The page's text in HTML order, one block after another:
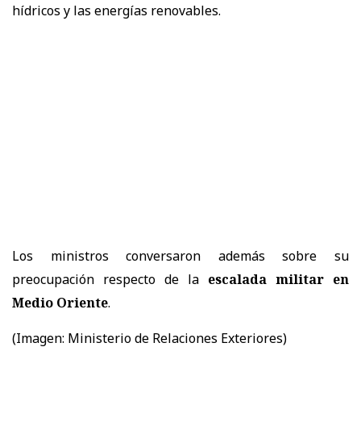
hídricos y las energías renovables.
Los ministros conversaron además sobre su
preocupación respecto de la escalada militar en
Medio Oriente.
(Imagen: Ministerio de Relaciones Exteriores)